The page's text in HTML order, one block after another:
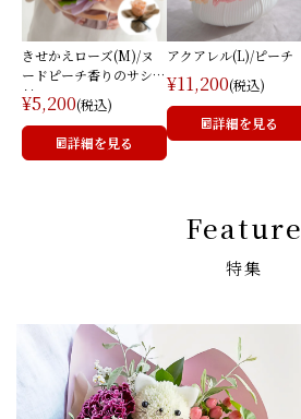
きせかえローズ(M)/ヌ
ードピーチ香りのサシェ
付
¥5,200(税込)
詳細を見る
アクアレル(L)/ピーチ
¥11,200(税込)
詳細を見る
Feature
特集